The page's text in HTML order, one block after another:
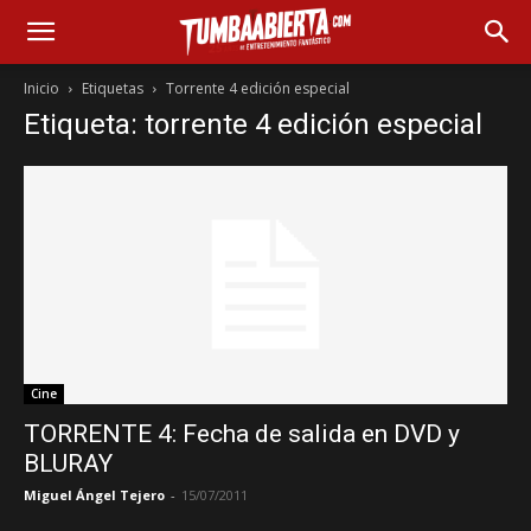
Inicio Etiquetas Torrente 4 edición especial
Etiqueta: torrente 4 edición especial
Cine
TORRENTE 4: Fecha de salida en DVD y
BLURAY
Miguel Ángel Tejero - 15/07/2011